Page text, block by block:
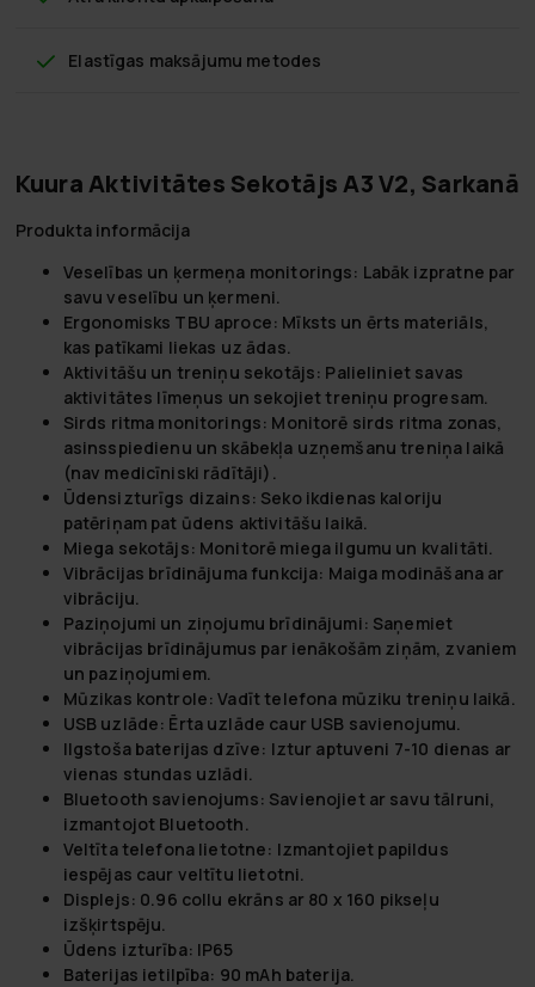
Elastīgas maksājumu metodes
Kuura Aktivitātes Sekotājs A3 V2, Sarkanā
Produkta informācija
Veselības un ķermeņa monitorings: Labāk izpratne par
savu veselību un ķermeni.
Ergonomisks TBU aproce: Mīksts un ērts materiāls,
kas patīkami liekas uz ādas.
Aktivitāšu un treniņu sekotājs: Palieliniet savas
aktivitātes līmeņus un sekojiet treniņu progresam.
Sirds ritma monitorings: Monitorē sirds ritma zonas,
asinsspiedienu un skābekļa uzņemšanu treniņa laikā
(nav medicīniski rādītāji).
Ūdensizturīgs dizains: Seko ikdienas kaloriju
patēriņam pat ūdens aktivitāšu laikā.
Miega sekotājs: Monitorē miega ilgumu un kvalitāti.
Vibrācijas brīdinājuma funkcija: Maiga modināšana ar
vibrāciju.
Paziņojumi un ziņojumu brīdinājumi: Saņemiet
vibrācijas brīdinājumus par ienākošām ziņām, zvaniem
un paziņojumiem.
Mūzikas kontrole: Vadīt telefona mūziku treniņu laikā.
USB uzlāde: Ērta uzlāde caur USB savienojumu.
Ilgstoša baterijas dzīve: Iztur aptuveni 7-10 dienas ar
vienas stundas uzlādi.
Bluetooth savienojums: Savienojiet ar savu tālruni,
izmantojot Bluetooth.
Veltīta telefona lietotne: Izmantojiet papildus
iespējas caur veltītu lietotni.
Displejs: 0.96 collu ekrāns ar 80 x 160 pikseļu
izšķirtspēju.
Ūdens izturība: IP65
Baterijas ietilpība: 90 mAh baterija.